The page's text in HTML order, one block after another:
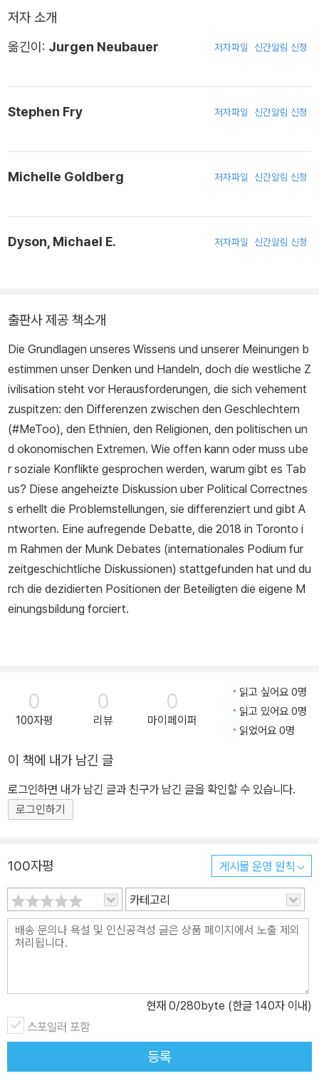
저자 소개
옮긴이: Jurgen Neubauer 저자파일 신간알림 신청
Stephen Fry 저자파일 신간알림 신청
Michelle Goldberg 저자파일 신간알림 신청
Dyson, Michael E. 저자파일 신간알림 신청
출판사 제공 책소개
Die Grundlagen unseres Wissens und unserer Meinungen b
estimmen unser Denken und Handeln, doch die westliche Z
ivilisation steht vor Herausforderungen, die sich vehement
zuspitzen: den Differenzen zwischen den Geschlechtern
(#MeToo), den Ethnien, den Religionen, den politischen un
d okonomischen Extremen. Wie offen kann oder muss ube
r soziale Konflikte gesprochen werden, warum gibt es Tab
us? Diese angeheizte Diskussion uber Political Correctnes
s erhellt die Problemstellungen, sie differenziert und gibt A
ntworten. Eine aufregende Debatte, die 2018 in Toronto i
m Rahmen der Munk Debates (internationales Podium fur
zeitgeschichtliche Diskussionen) stattgefunden hat und du
rch die dezidierten Positionen der Beteiligten die eigene M
einungsbildung forciert.
0
100자평
0
리뷰
0
마이페이퍼
읽고 싶어요 0명
읽고 있어요 0명
읽었어요 0명
이 책에 내가 남긴 글
로그인하면 내가 남긴 글과 친구가 남긴 글을 확인할 수 있습니다.
로그인하기
100자평 게시물 운영 원칙
카테고리
현재 0/280byte (한글 140자 이내)
스포일러 포함
등록